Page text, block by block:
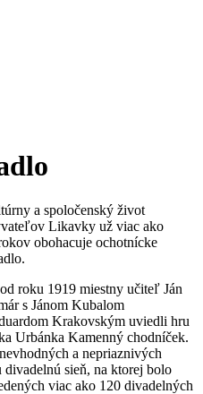
a spoločenský život
Likavky už viac ako
obohacuje ochotnícke
roku 1919 miestny učiteľ Ján
s Jánom Kubalom
Krakovským uviedli hru
Urbánka Kamenný chodníček.
a nepriaznivých
sieň, na ktorej bolo
viac ako 120 divadelných